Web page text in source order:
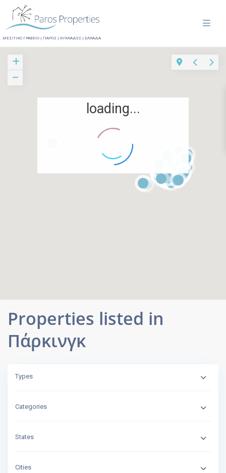
ΜΕΣΙΤΙΚΟ ΓΡΑΦΕΙΟ | ΠΑΡΟΣ | ΚΥΚΛΑΔΕΣ | ΕΛΛΑΔΑ
loading...
Properties listed in
Πάρκινγκ
Types
Categories
States
Cities